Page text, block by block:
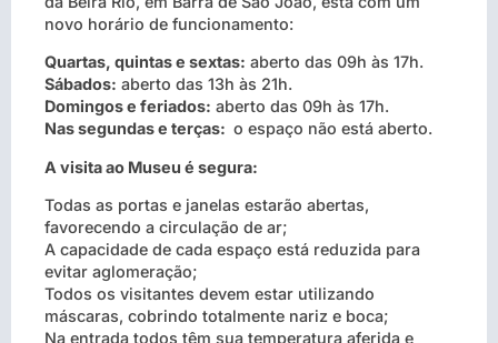
novo horário de funcionamento:
Quartas, quintas e sextas: aberto das 09h às 17h.
Sábados: aberto das 13h às 21h.
Domingos e feriados: aberto das 09h às 17h.
Nas segundas e terças: o espaço não está aberto.
A visita ao Museu é segura:
Todas as portas e janelas estarão abertas,
favorecendo a circulação de ar;
A capacidade de cada espaço está reduzida para
evitar aglomeração;
Todos os visitantes devem estar utilizando
máscaras, cobrindo totalmente nariz e boca;
Na entrada todos têm sua temperatura aferida e